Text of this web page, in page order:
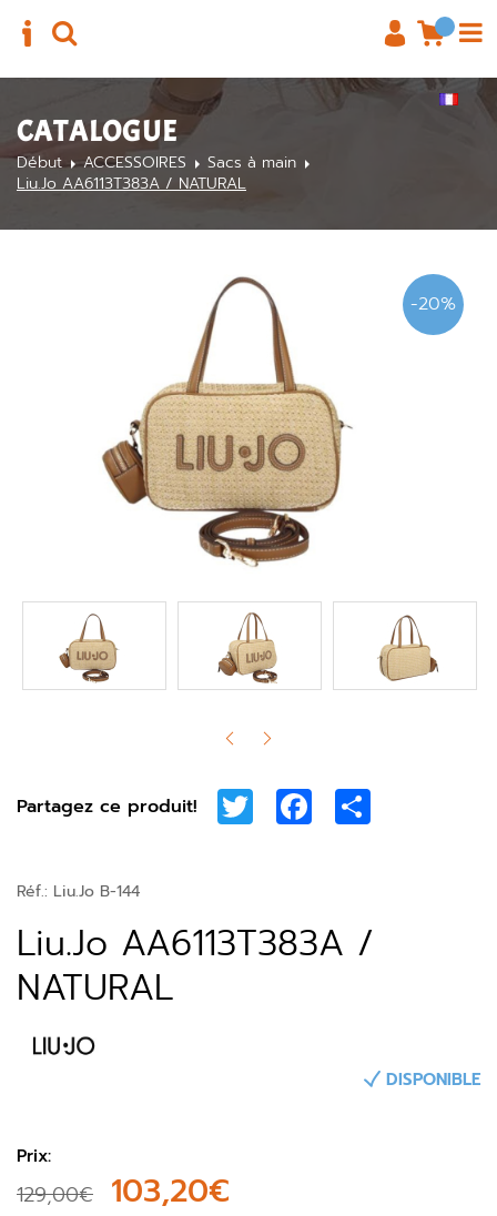
CATALOGUE
Début ACCESSOIRES
Sacs à main
Liu.Jo AA6113T383A / NATURAL
-20%
Partagez ce produit! Twitter Facebook
Réf.: Liu.Jo B-144
Liu.Jo AA6113T383A /
NATURAL
DISPONIBLE
Prix:
129,00€ 103,20€